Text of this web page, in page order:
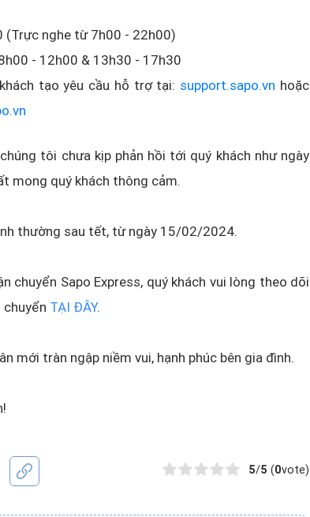
(Trực nghe từ 7h00 - 22h00)
- 12h00 & 13h30 - 17h30
tạo yêu cầu hỗ trợ tại: support.sapo.vn hoặc
tôi chưa kịp phản hồi tới quý khách như ngày
mong quý khách thông cảm.
thường sau tết, từ ngày 15/02/2024.
chuyển Sapo Express, quý khách vui lòng theo dõi
TẠI ĐÂY.
mới tràn ngập niềm vui, hạnh phúc bên gia đình.
5/5 (0vote)